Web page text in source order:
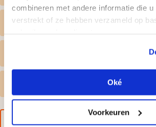
combineren met andere informatie die u
verstrekt of ze hebben verzameld op
Oké
Voorkeuren
Wat krijg ik geleverd
Voorbeeld van de cadeaubon